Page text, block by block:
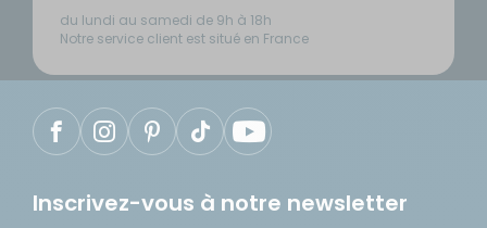
du lundi au samedi de 9h à 18h
Notre service client est situé en France
Inscrivez-vous à notre newsletter